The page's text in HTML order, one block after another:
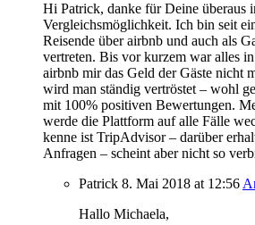
Hi Patrick, danke für Deine überaus
Vergleichsmöglichkeit. Ich bin seit
Reisende über airbnb und auch als
vertreten. Bis vor kurzem war alles
airbnb mir das Geld der Gäste nicht
wird man ständig vertröstet – wohl
mit 100% positiven Bewertungen.
werde die Plattform auf alle Fälle
kenne ist TripAdvisor – darüber
Anfragen – scheint aber nicht so
Patrick 8. Mai 2018 at 12:56
Hallo Michaela,